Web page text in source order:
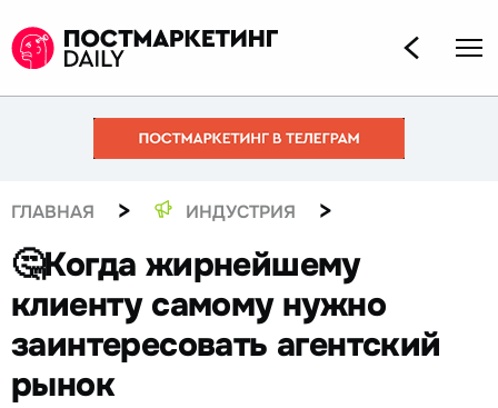
ГЛАВНАЯ > ИНДУСТРИЯ >
🤔Когда жирнейшему
клиенту самому нужно
заинтересовать агентский
рынок